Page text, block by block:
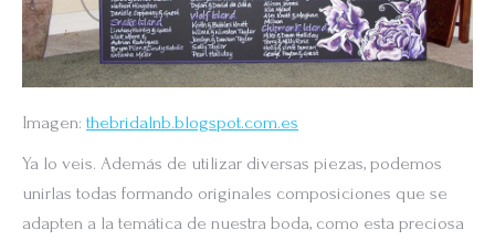
Imagen: thebridalnb.blogspot.com.es
Ya lo veis. Además de utilizar diversas piezas, podemos
unirlas todas formando originales composiciones que se
adapten a la temática de nuestra boda, como esta preciosa